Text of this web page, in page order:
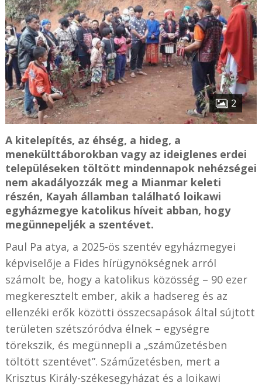
2
A kitelepítés, az éhség, a hideg, a
menekülttáborokban vagy az ideiglenes erdei
településeken töltött mindennapok nehézségei
nem akadályozzák meg a Mianmar keleti
részén, Kayah államban található loikawi
egyházmegye katolikus híveit abban, hogy
megünnepeljék a szentévet.
Paul Pa atya, a 2025-ös szentév egyházmegyei
képviselője a Fides hírügynökségnek arról
számolt be, hogy a katolikus közösség – 90 ezer
megkeresztelt ember, akik a hadsereg és az
ellenzéki erők közötti összecsapások által sújtott
területen szétszóródva élnek – egységre
törekszik, és megünnepli a „száműzetésben
töltött szentévet”. Száműzetésben, mert a
Krisztus Király-székesegyházat és a loikawi